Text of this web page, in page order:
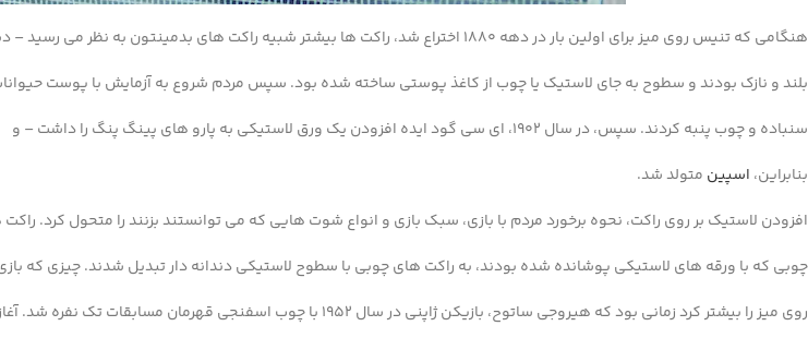
هنگامی که تنیس روی میز برای اولین بار در دهه 1880 اختراع شد، راکت ها بیشتر شبیه راکت های بدمینتون به نظر می رسید – دسته ها
بلند و نازک بودند و سطوح به جای لاستیک یا چوب از کاغذ پوستی ساخته شده بود. سپس مردم شروع به آزمایش با پوست
سنباده و چوب پنبه کردند. سپس، در سال 1902، ای سی گود ایده افزودن یک ورق لاستیکی به پارو های پینگ پنگ را داشت – و
بنابراین، اسپین متولد شد.
افزودن لاستیک بر روی راکت، نحوه برخورد مردم با بازی، سبک بازی و انواع شوت هایی که می توانستند بزنند را متحول کرد.
چوبی که با ورقه های لاستیکی پوشانده شده بودند، به راکت های چوبی با سطوح لاستیکی دندانه دار تبدیل شدند. چیزی که
روی میز را بیشتر کرد زمانی بود که هیروجی ساتوح، بازیکن ژاپنی در سال 1952 با چوب اسفنجی قهرمان مسابقات تک نفره شد. آغاز دوران